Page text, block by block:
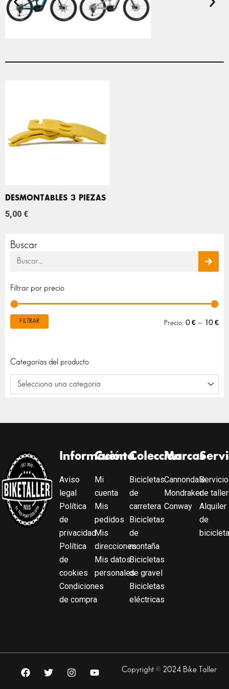
Buscar
Filtrar por precio
FILTRAR Precio: 0 € — 10 €
Categorías del producto
Selecciona una categoría
DESMONTABLES 3 PIEZAS
5,00 €
Información
Aviso
legal
Política
de
privacidad
Política
de
cookies
Condiciones
de compra
Cuenta
Mi
cuenta
Mis
pedidos
Mis
direcciones
Mis datos
personales
Colección
Bicicletas
de
carretera
Bicicletas
de
montaña
Bicicletas
de gravel
Bicicletas
eléctricas
Marcas
Cannondale
Mondraker
Conway
Servicio
de taller
Alquiler
de
Copyright © 2024 Bike Taller
F
a
T
w
I
n
o